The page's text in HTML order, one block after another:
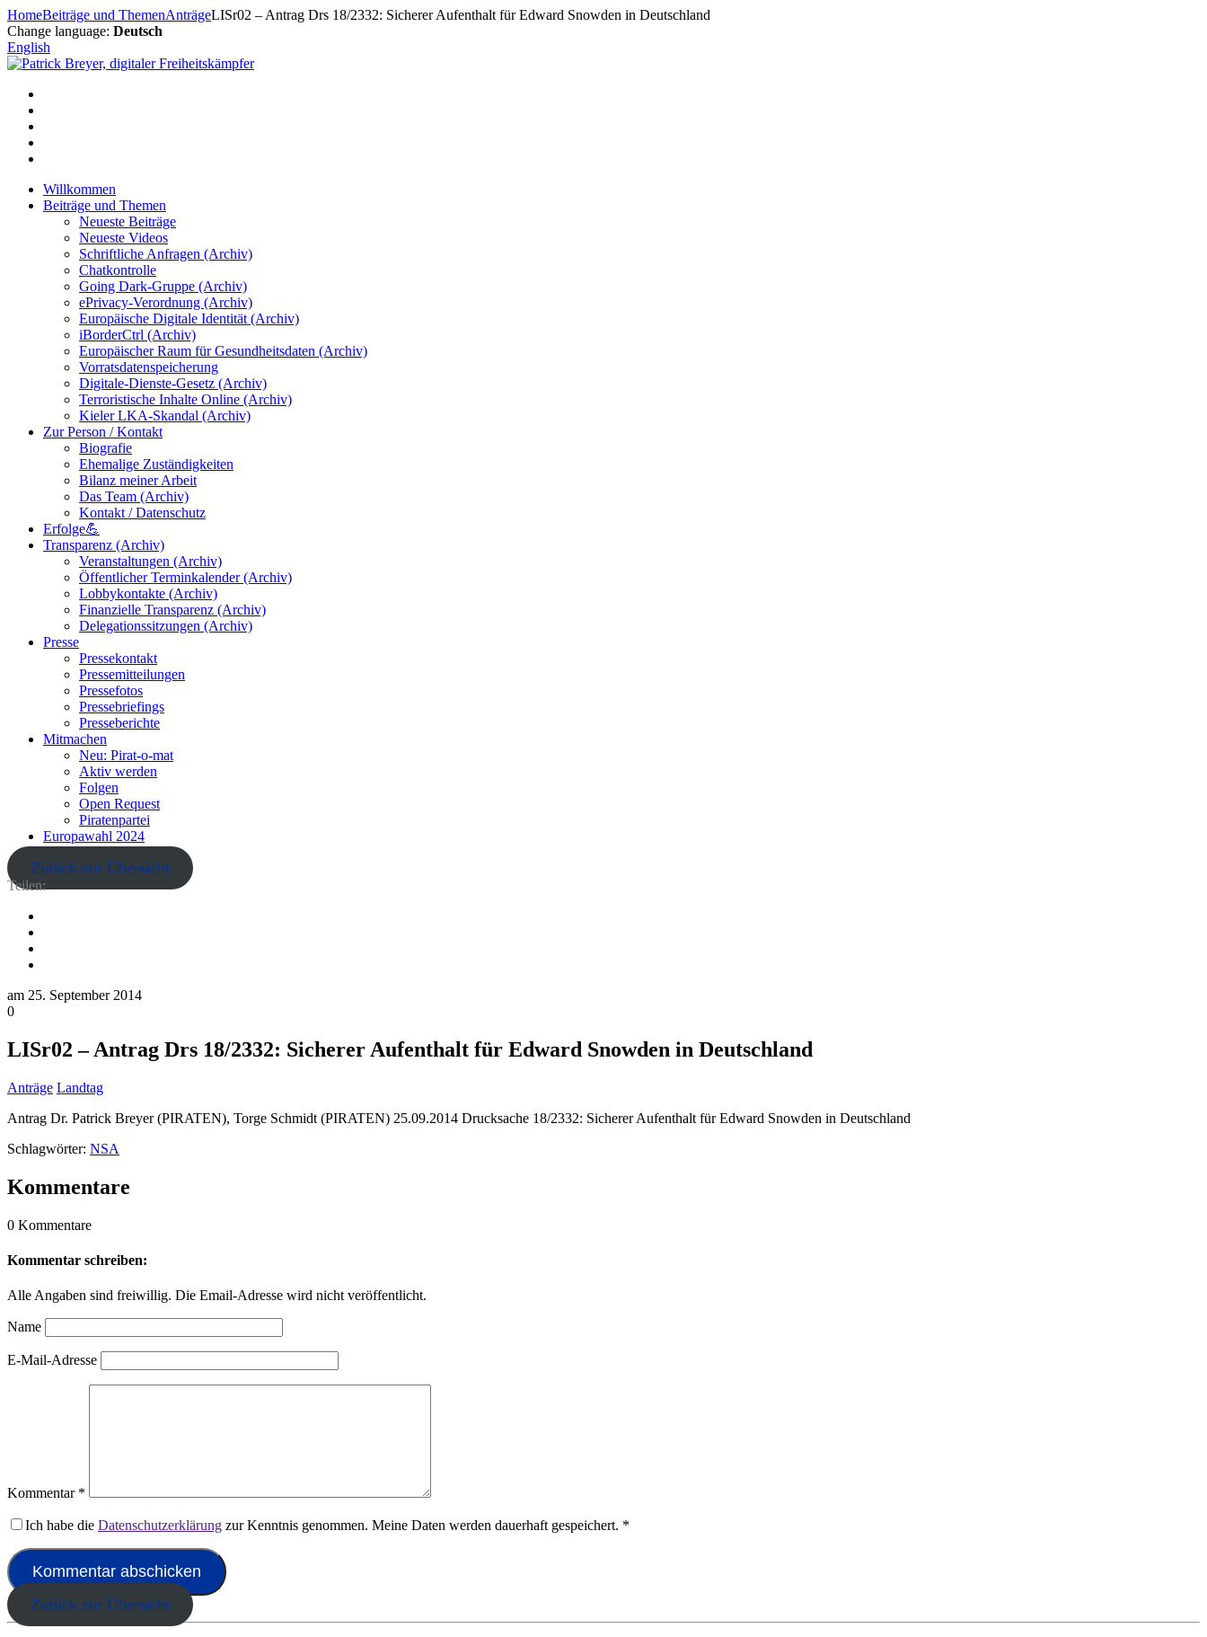
Zum
Inhalt
springen
HomeBeiträge und ThemenAnträgeLISr02 – Antrag Drs 18/2332: Sicherer Aufenthalt für Edward Snowden in Deutschland
Change language: Deutsch
English
Willkommen
Beiträge und Themen
Neueste Beiträge
Neueste Videos
Schriftliche Anfragen (Archiv)
Chatkontrolle
Going Dark-Gruppe (Archiv)
ePrivacy-Verordnung (Archiv)
Europäische Digitale Identität (Archiv)
iBorderCtrl (Archiv)
Europäischer Raum für Gesundheitsdaten (Archiv)
Vorratsdatenspeicherung
Digitale-Dienste-Gesetz (Archiv)
Terroristische Inhalte Online (Archiv)
Kieler LKA-Skandal (Archiv)
Zur Person / Kontakt
Biografie
Ehemalige Zuständigkeiten
Bilanz meiner Arbeit
Das Team (Archiv)
Kontakt / Datenschutz
Erfolge💪
Transparenz (Archiv)
Veranstaltungen (Archiv)
Öffentlicher Terminkalender (Archiv)
Lobbykontakte (Archiv)
Finanzielle Transparenz (Archiv)
Delegationssitzungen (Archiv)
Presse
Pressekontakt
Pressemitteilungen
Pressefotos
Pressebriefings
Presseberichte
Mitmachen
Neu: Pirat-o-mat
Aktiv werden
Folgen
Open Request
Piratenpartei
Europawahl 2024
Zurück zur Übersicht
Teilen:
am 25. September 2014
0
LISr02 – Antrag Drs 18/2332: Sicherer Aufenthalt für Edward Snowden in Deutschland
Anträge Landtag
Antrag Dr. Patrick Breyer (PIRATEN), Torge Schmidt (PIRATEN) 25.09.2014 Drucksache 18/2332: Sicherer Aufenthalt für Edward Snowden in Deutschland
Schlagwörter: NSA
Kommentare
0 Kommentare
Kommentar schreiben:
Alle Angaben sind freiwillig. Die Email-Adresse wird nicht veröffentlicht.
Name
E-Mail-Adresse
Kommentar *
Ich habe die Datenschutzerklärung zur Kenntnis genommen. Meine Daten werden dauerhaft gespeichert. *
Zurück zur Übersicht